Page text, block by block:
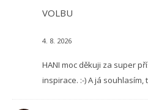
VOLBU
4. 8. 2026
HANI moc děkuji za super
inspirace. :-) A já